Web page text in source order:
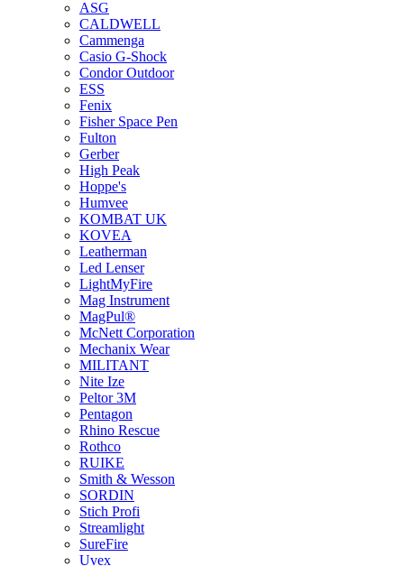
ASG
CALDWELL
Cammenga
Casio G-Shock
Condor Outdoor
ESS
Fenix
Fisher Space Pen
Fulton
Gerber
High Peak
Hoppe's
Humvee
KOMBAT UK
KOVEA
Leatherman
Led Lenser
LightMyFire
Mag Instrument
MagPul®
McNett Corporation
Mechanix Wear
MILITANT
Nite Ize
Peltor 3M
Pentagon
Rhino Rescue
Rothco
RUIKE
Smith & Wesson
SORDIN
Stich Profi
Streamlight
SureFire
Uvex